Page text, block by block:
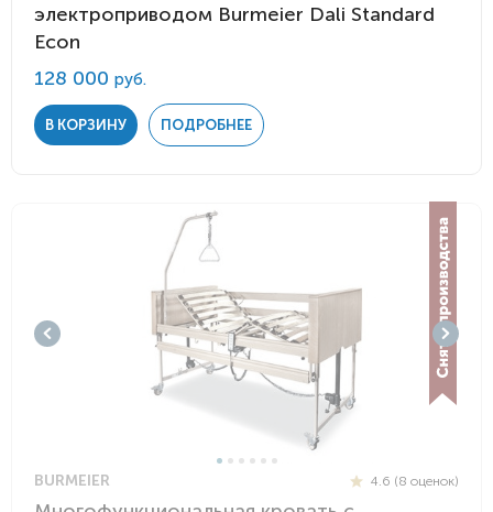
электроприводом Burmeier Dali Standard
Econ
128 000 руб.
В КОРЗИНУ ПОДРОБНЕЕ
BURMEIER 4.6 (8 оценок)